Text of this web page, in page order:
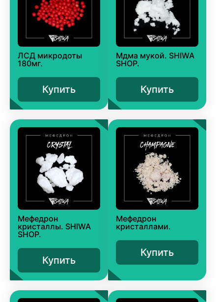
ЛСД микродоты
180мг.
Купить
Мдма мукой. SHIWA
SHOP.
Купить
Мефедрон
кристаллы. SHIWA
SHOP.
Купить
Мефедрон
кристаллами.
Купить